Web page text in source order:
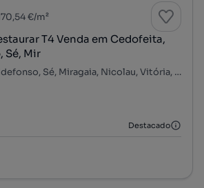
€/m²
T4 Venda em Cedofeita,
Sé, Mir
Baixa, Cedofeita, Ildefonso, Sé, Miragaia, Nicolau, Vitória, Porto, Porto
Destacado